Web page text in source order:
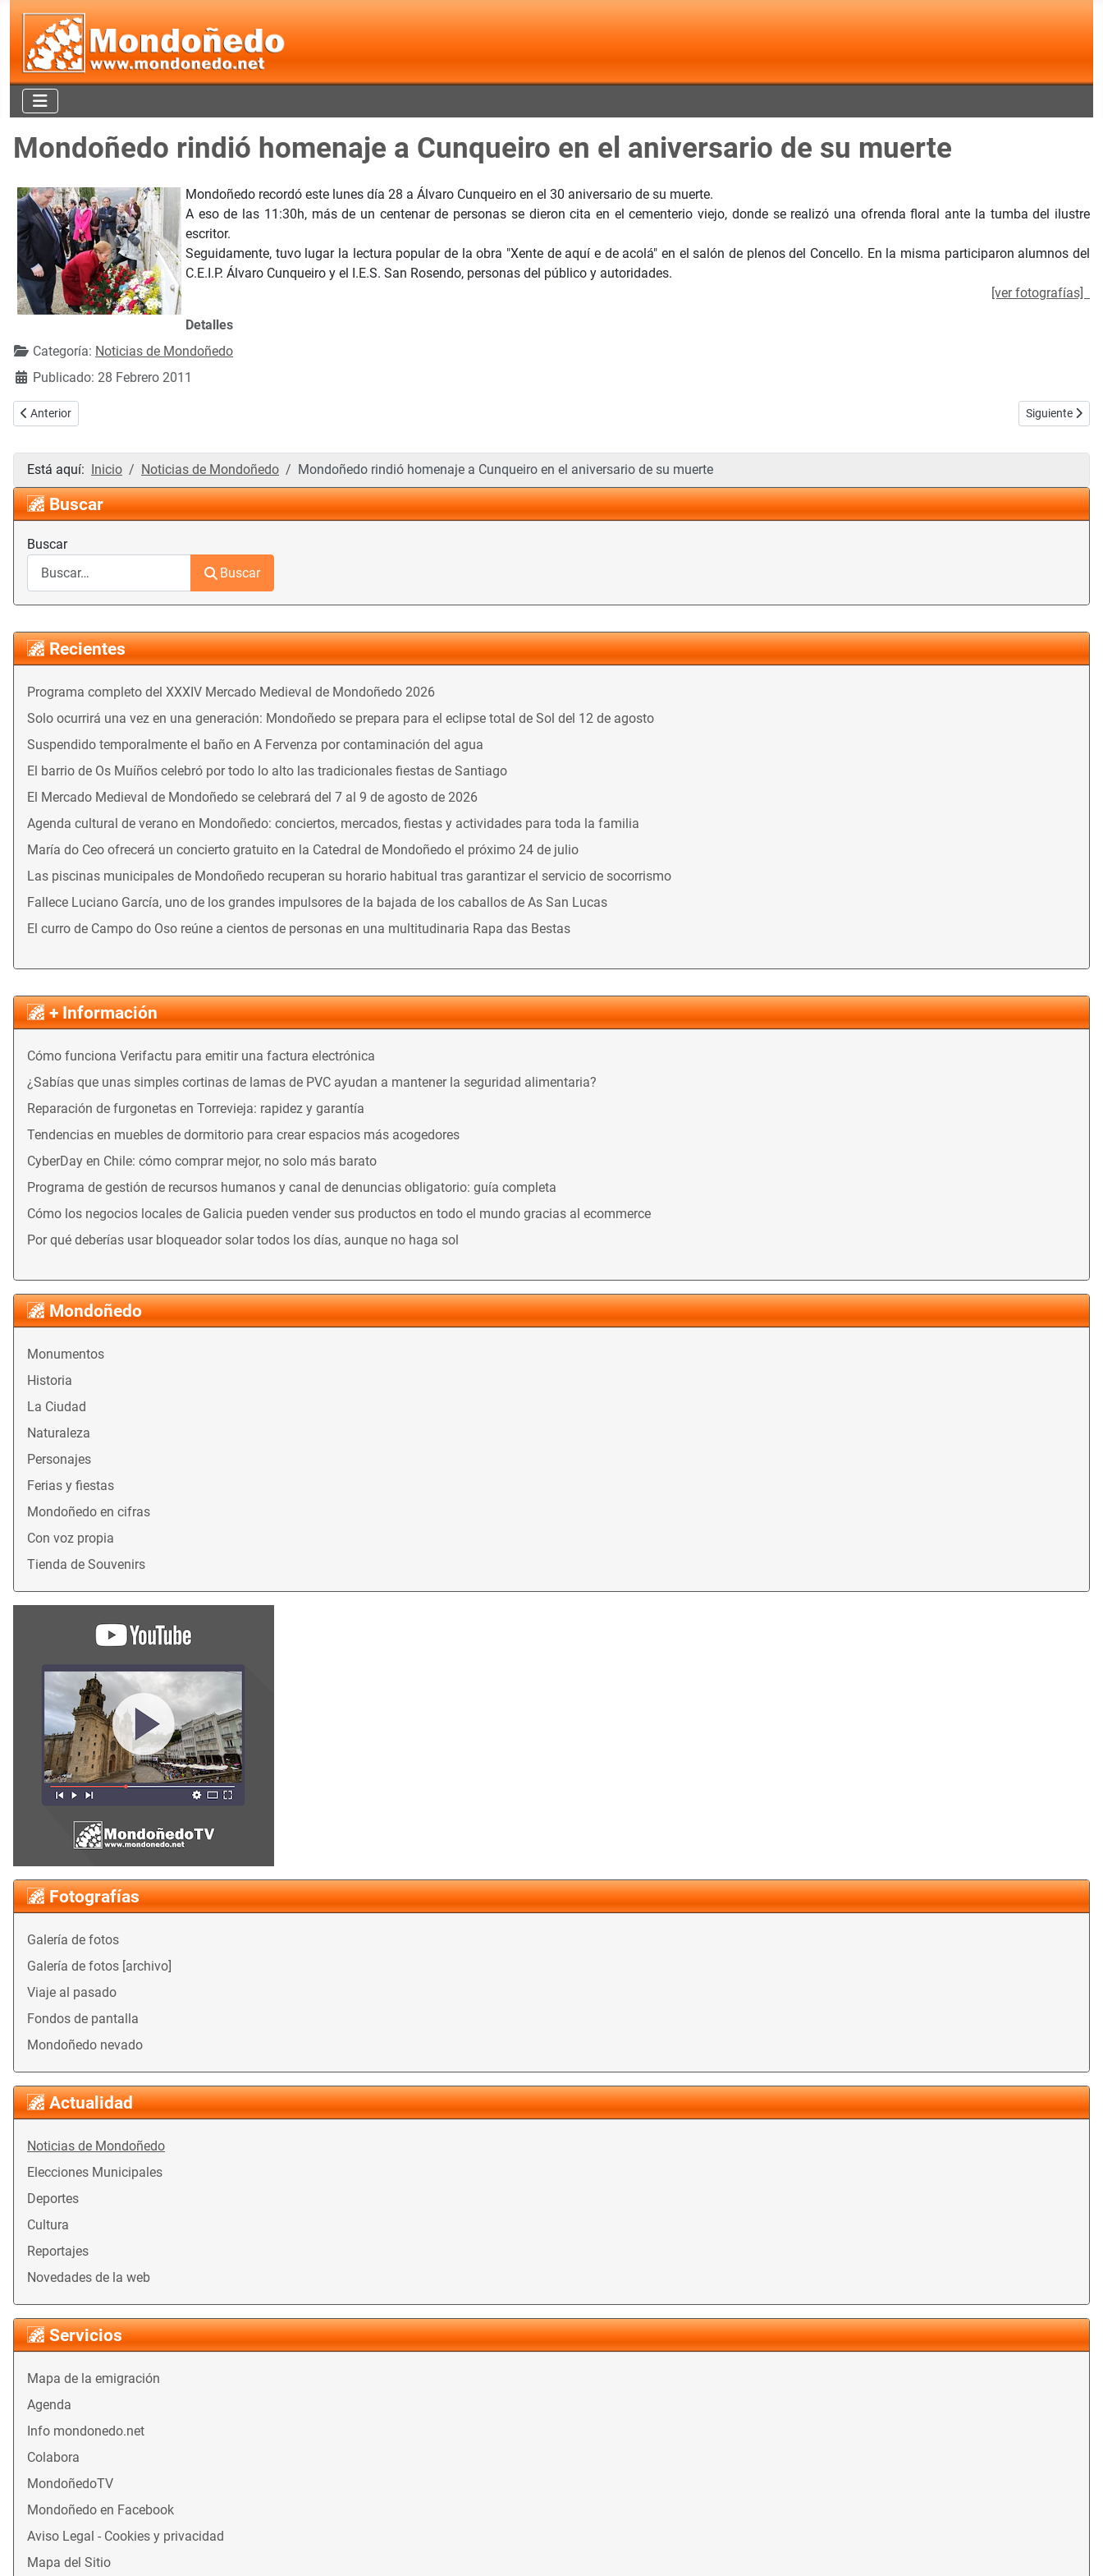
Mondoñedo
Monumentos
Historia
La Ciudad
Naturaleza
Personajes
Ferias y fiestas
Mondoñedo en cifras
Con voz propia
Tienda de Souvenirs
Fotografías
Galería de fotos
Galería de fotos [archivo]
Viaje al pasado
Fondos de pantalla
Mondoñedo nevado
Actualidad
Noticias de Mondoñedo
Elecciones Municipales
Deportes
Cultura
Reportajes
Novedades de la web
Servicios
Mapa de la emigración
Agenda
Info mondonedo.net
Colabora
MondoñedoTV
Mondoñedo en Facebook
Aviso Legal - Cookies y privacidad
Mapa del Sitio
Mondoñedo rindió homenaje a Cunqueiro en el aniversario de su muerte
Mondoñedo recordó este lunes día 28 a Álvaro Cunqueiro en el 30 aniversario de su muerte.
A eso de las 11:30h, más de un centenar de personas se dieron cita en el cementerio viejo, donde se realizó una ofrenda floral ante la tumba del ilustre
escritor.
Seguidamente, tuvo lugar la lectura popular de la obra "Xente de aquí e de acolá" en el salón de plenos del Concello. En la misma participaron alumnos del
C.E.I.P. Álvaro Cunqueiro y el I.E.S. San Rosendo, personas del público y autoridades.
[ver fotografías]
Detalles
Categoría: Noticias de Mondoñedo
Publicado: 28 Febrero 2011
Artículo anterior: Convocado el XII Premio de Poesía Díaz Jácome para jóvenes creadores
Anterior Artículo
Siguiente
Está aquí: Inicio Noticias de Mondoñedo Mondoñedo rindió homenaje a Cunqueiro en el aniversario de su muerte
Buscar
Buscar
Buscar
Recientes
Programa completo del XXXIV Mercado Medieval de Mondoñedo 2026
Solo ocurrirá una vez en una generación: Mondoñedo se prepara para el eclipse total de Sol del 12 de agosto
Suspendido temporalmente el baño en A Fervenza por contaminación del agua
El barrio de Os Muíños celebró por todo lo alto las tradicionales fiestas de Santiago
El Mercado Medieval de Mondoñedo se celebrará del 7 al 9 de agosto de 2026
Agenda cultural de verano en Mondoñedo: conciertos, mercados, fiestas y actividades para toda la familia
María do Ceo ofrecerá un concierto gratuito en la Catedral de Mondoñedo el próximo 24 de julio
Las piscinas municipales de Mondoñedo recuperan su horario habitual tras garantizar el servicio de socorrismo
Fallece Luciano García, uno de los grandes impulsores de la bajada de los caballos de As San Lucas
El curro de Campo do Oso reúne a cientos de personas en una multitudinaria Rapa das Bestas
+ Información
Cómo funciona Verifactu para emitir una factura electrónica
¿Sabías que unas simples cortinas de lamas de PVC ayudan a mantener la seguridad alimentaria?
Reparación de furgonetas en Torrevieja: rapidez y garantía
Tendencias en muebles de dormitorio para crear espacios más acogedores
CyberDay en Chile: cómo comprar mejor, no solo más barato
Programa de gestión de recursos humanos y canal de denuncias obligatorio: guía completa
Cómo los negocios locales de Galicia pueden vender sus productos en todo el mundo gracias al ecommerce
Por qué deberías usar bloqueador solar todos los días, aunque no haga sol